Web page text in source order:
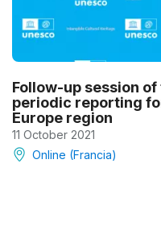
Follow-up session
periodic reporting
Europe region
11 October 2021
Online (Francia)